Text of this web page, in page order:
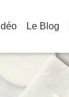
Le Blog